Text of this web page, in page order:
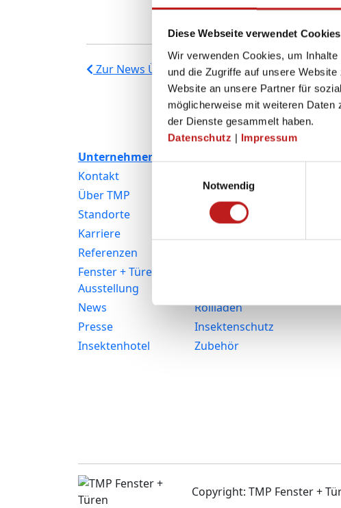
Diese Webseite verwendet Cookies
Wir verwenden Cookies, um
und die Zugriffe auf unsere
Website an unsere Partner für
möglicherweise mit weiteren Daten
der Dienste gesammelt haben.
Datenschutz | Impressum
Notwendig
Zur News Übersicht
Unternehmen
Kontakt
Über TMP
Standorte
Karriere
Referenzen
Fenster + Türen
Ausstellung
News
Presse
Insektenhotel
Kunststofffenster
Aluminiumfenster
Rollläden
Insektenschutz
Zubehör
Copyright: TMP Fenster +